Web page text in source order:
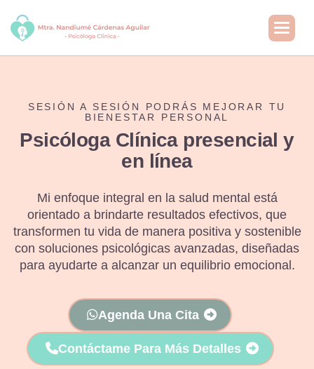
SESIÓN A SESIÓN PODRÁS MEJORAR TU
BIENESTAR PERSONAL
Psicóloga Clínica presencial y
en línea
Mi enfoque integral en la salud mental está
orientado a brindarte resultados efectivos, que
transformen tu vida de manera positiva y sostenible
con soluciones psicológicas avanzadas, diseñadas
para ayudarte a alcanzar un equilibrio emocional.
Agenda Una Cita
Contáctame Para Más Detalles